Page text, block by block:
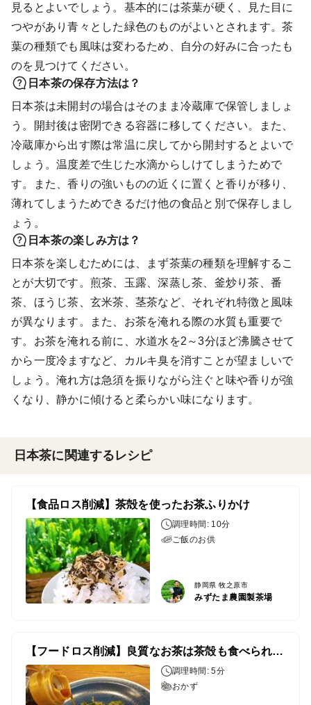
見るとよいでしょう。基本的には茶葉が硬く、見た目に
つやがあり青々とした緑色のものがよいとされます。茶
葉の種類でも風味は変わるため、自分の好みに合ったも
のを見つけてください。
日本茶の保存方法は？
日本茶は未開封の場合はそのまま冷蔵庫で保管しましょ
う。開封後は密閉できる容器に移してください。また、
冷蔵庫から出す際は常温に戻してから開封するとよいで
しょう。温度差で生じた水滴からしけてしまうためで
す。また、香りの強いものの近くに置くと香りが移り、
薄れてしまうためできるだけ他の食品と別で保存しまし
ょう。
日本茶の楽しみ方は？
日本茶を楽しむためには、まず茶葉の種類を理解するこ
とが大切です。煎茶、玉露、深蒸し茶、釜炒り茶、番
茶、ほうじ茶、玄米茶、茎茶など、それぞれ特徴と風味
が異なります。また、お茶を淹れる際の水質も重要で
す。お茶を淹れる前に、水道水を2～3分ほど沸騰させて
から一度冷ますなど、カルキ臭を消すことが望ましいで
しょう。淹れ方は急須を振りながら注ぐと味や香りが強
くなり、静かに傾けると柔らかい味になります。
日本茶に関連するレシピ
【食品ロス削減】茶殻を使ったお茶ふりかけ
調理時間: 10分
ご飯のお供
静岡県 牧之原市
みずたま農園製茶場
【フードロス削減】良質なお茶は茶殻も食べられます♪
調理時間: 5分
おかず